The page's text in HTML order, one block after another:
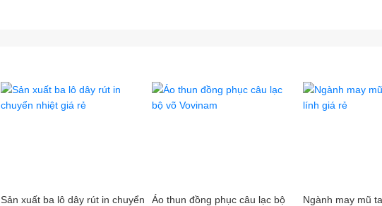
muabannhanh.com/dongphucdony
Xưởng & Văn phòng: 142/4 Bàu Cát 2, Phường 12, Quận Tân Bình, TP HCM
Xưởng may: 83 Nguyễn Bá Tòng, Phường 11, Quận Tân Bình, TP HCM
Sản xuất ba lô dây rút in chuyển
Áo thun đồng phục câu lạc bộ
Ngành may mũ